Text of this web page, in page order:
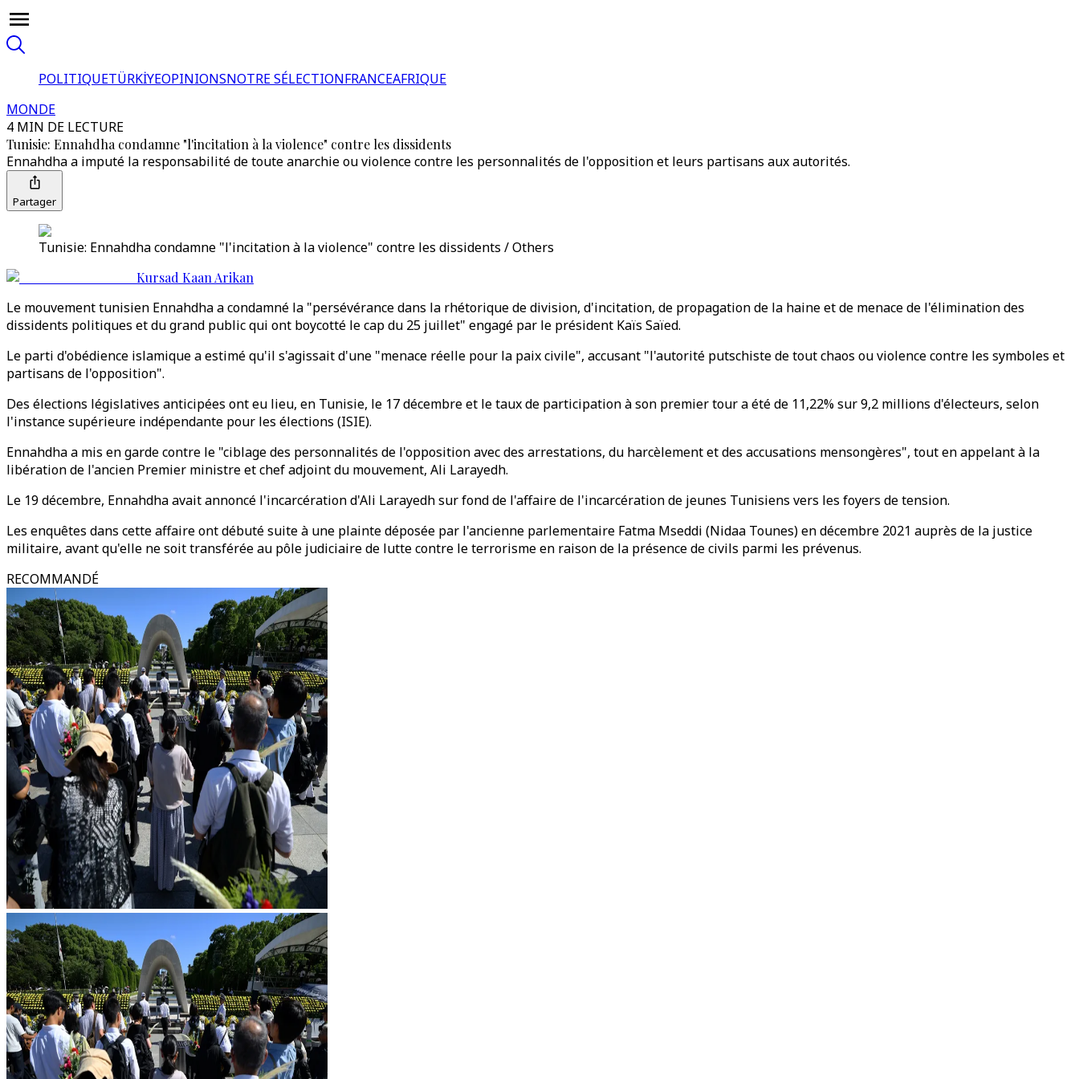
POLITIQUETÜRKİYEOPINIONSNOTRE SÉLECTIONFRANCEAFRIQUE
MONDE
4 MIN DE LECTURE
Tunisie: Ennahdha condamne "l'incitation à la violence" contre les dissidents
Ennahdha a imputé la responsabilité de toute anarchie ou violence contre les personnalités de l'opposition et leurs partisans aux autorités.
Partager
Tunisie: Ennahdha condamne "l'incitation à la violence" contre les dissidents / Others
Kursad Kaan Arikan
Le mouvement tunisien Ennahdha a condamné la "persévérance dans la rhétorique de division, d'incitation, de propagation de la haine et de menace de l'élimination des
dissidents politiques et du grand public qui ont boycotté le cap du 25 juillet" engagé par le président Kaïs Saïed.
Le parti d'obédience islamique a estimé qu'il s'agissait d'une "menace réelle pour la paix civile", accusant "l'autorité putschiste de tout chaos ou violence contre les symboles et
partisans de l'opposition".
Des élections législatives anticipées ont eu lieu, en Tunisie, le 17 décembre et le taux de participation à son premier tour a été de 11,22% sur 9,2 millions d'électeurs, selon
l'instance supérieure indépendante pour les élections (ISIE).
Ennahdha a mis en garde contre le "ciblage des personnalités de l'opposition avec des arrestations, du harcèlement et des accusations mensongères", tout en appelant à la
libération de l'ancien Premier ministre et chef adjoint du mouvement, Ali Larayedh.
Le 19 décembre, Ennahdha avait annoncé l'incarcération d'Ali Larayedh sur fond de l'affaire de l'incarcération de jeunes Tunisiens vers les foyers de tension.
Les enquêtes dans cette affaire ont débuté suite à une plainte déposée par l'ancienne parlementaire Fatma Mseddi (Nidaa Tounes) en décembre 2021 auprès de la justice
militaire, avant qu'elle ne soit transférée au pôle judiciaire de lutte contre le terrorisme en raison de la présence de civils parmi les prévenus.
RECOMMANDÉ